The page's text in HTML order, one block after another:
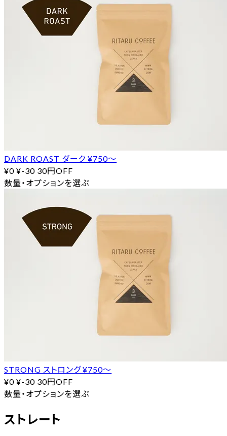
DARK ROAST ダーク ¥750〜
¥0 ¥-30 30円OFF
数量・オプションを選ぶ
STRONG ストロング ¥750〜
¥0 ¥-30 30円OFF
数量・オプションを選ぶ
ストレート